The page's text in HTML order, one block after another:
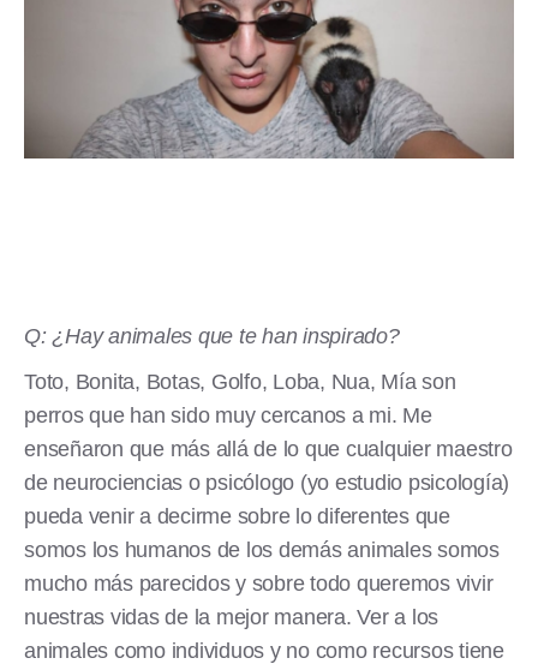
Q: ¿Hay animales que te han inspirado?
Toto, Bonita, Botas, Golfo, Loba, Nua, Mía son
perros que han sido muy cercanos a mi. Me
enseñaron que más allá de lo que cualquier maestro
de neurociencias o psicólogo (yo estudio psicología)
pueda venir a decirme sobre lo diferentes que
somos los humanos de los demás animales somos
mucho más parecidos y sobre todo queremos vivir
nuestras vidas de la mejor manera. Ver a los
animales como individuos y no como recursos tiene